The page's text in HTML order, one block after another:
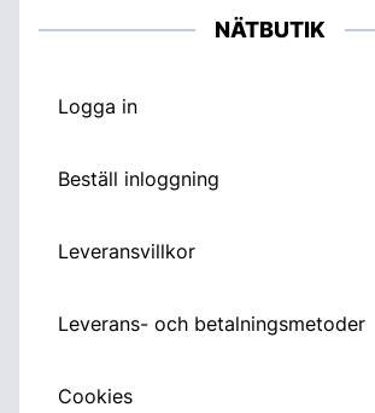
NÄTBUTIK
Logga in
Beställ inloggning
Leveransvillkor
Leverans- och betalningsmetoder
Cookies